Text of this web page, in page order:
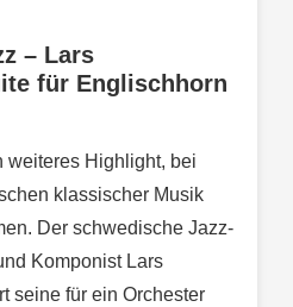
– Lars
für Englischhorn
weiteres Highlight, bei
klassischer Musik
Der schwedische Jazz-
Komponist Lars
seine für ein Orchester